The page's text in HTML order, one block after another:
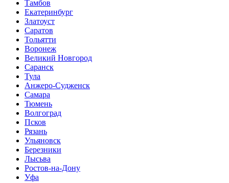
Тамбов
Екатеринбург
Златоуст
Саратов
Тольятти
Воронеж
Великий Новгород
Саранск
Тула
Анжеро-Судженск
Самара
Тюмень
Волгоград
Псков
Рязань
Ульяновск
Березники
Лысьва
Ростов-на-Дону
Уфа